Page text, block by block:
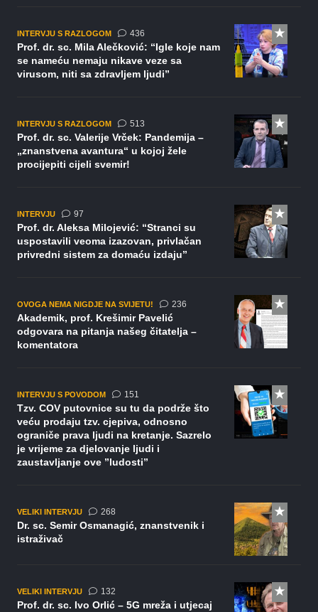
INTERVJU S RAZLOGOM 436komentara
Prof. dr. sc. Mila Alečković: “Igle koje nam
se nameću nemaju nikave veze sa
virusom, niti sa zdravljem ljudi”
INTERVJU S RAZLOGOM 513komentara
Prof. dr. sc. Valerije Vrček: Pandemija –
„znanstvena avantura“ u kojoj žele
procijepiti cijeli svemir!
INTERVJU 97komentara
Prof. dr. Aleksa Milojević: “Stranci su
uspostavili veoma izazovan, privlačan
privredni sistem za domaću izdaju”
OVOGA NEMA NIGDJE NA SVIJETU! 236komentara
Akademik, prof. Krešimir Pavelić
odgovara na pitanja našeg čitatelja –
komentatora
INTERVJU S POVODOM 151
Tzv. COV putovnice su tu da podrže što
veću prodaju tzv. cjepiva, odnosno
ograniče prava ljudi na kretanje. Sazrelo
je vrijeme za djelovanje ljudi i
zaustavljanje ove ”ludosti”
VELIKI INTERVJU 268komentara
Dr. sc. Semir Osmanagić, znanstvenik i
istraživač
VELIKI INTERVJU 132komentara
Prof. dr. sc. Ivo Orlić – 5G mreža i utjecaj